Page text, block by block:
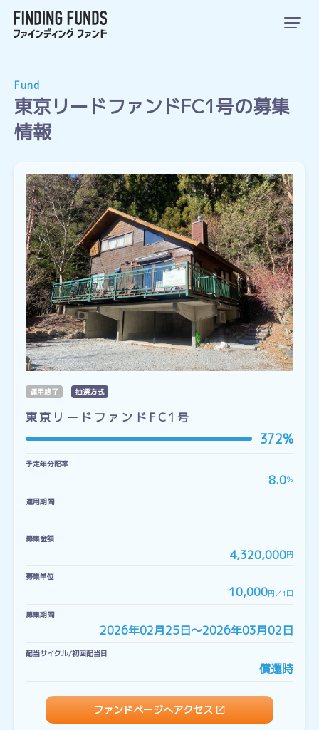
Fund
東京リードファンドFC1号の募集
情報
運用終了 抽選方式
東京リードファンドFC1号
372%
予定年分配率
8.0％
運用期間
募集金額
4,320,000円
募集単位
10,000円／1口
募集期間
2026年02月25日〜2026年03月02日
配当サイクル/初回配当日
償還時
ファンドページへアクセス